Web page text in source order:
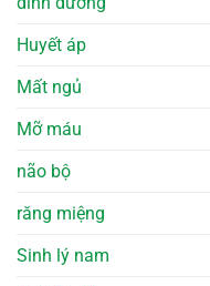
Huyết áp
Mất ngủ
Mỡ máu
não bộ
răng miệng
Sinh lý nam